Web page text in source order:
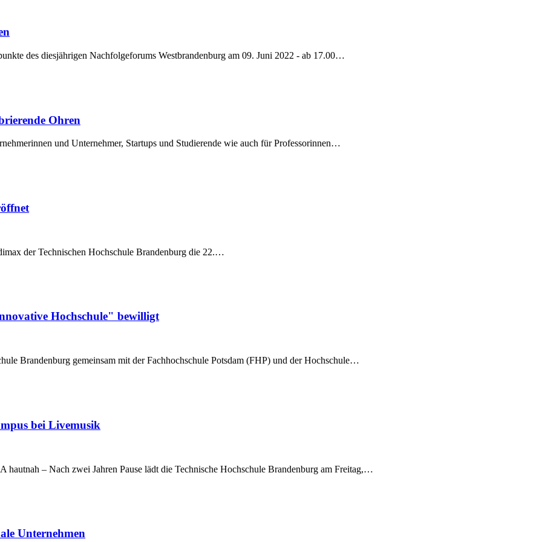
des diesjährigen Nachfolgeforums Westbrandenburg am 09. Juni 2022 - ab 17.00…
Ohren
und Unternehmer, Startups und Studierende wie auch für Professorinnen…
der Technischen Hochschule Brandenburg die 22.…
Hochschule" bewilligt
Brandenburg gemeinsam mit der Fachhochschule Potsdam (FHP) und der Hochschule…
bei Livemusik
– Nach zwei Jahren Pause lädt die Technische Hochschule Brandenburg am Freitag,…
Unternehmen